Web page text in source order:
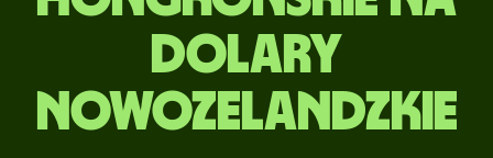
Dolary
nowozelandzkie